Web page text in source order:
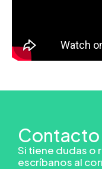
Contacto
Si tiene dudas o
escríbanos al